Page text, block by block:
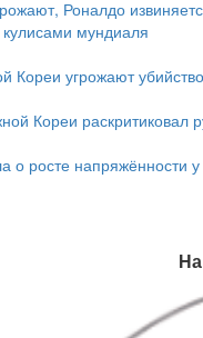
Роналдо
кулисами мундиаля
Кореи угрожают
Кореи раскритиковал
о росте